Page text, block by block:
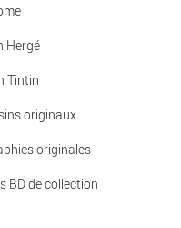
Hergé
Tintin
originaux
originales
BD de collection